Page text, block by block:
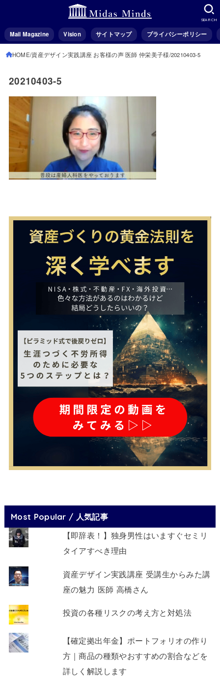
Mail Magazine Vision サイトマップ プライバシーポリシー
SEARCH
HOME 資産デザイン実践講座 お客様の声 医師 仲栄美子様 20210403-5
20210403-5
Most Popular / 人気記事
【即辞表！】独身男性はいますぐセミリ
タイアすべき理由
資産デザイン実践講座 受講生からみた講
座の魅力 医師 高橋さん
投資の各種リスクの考え方と対処法
【確定拠出年金】ポートフォリオの作り
方｜商品の種類やおすすめの割合などを
詳しく解説します